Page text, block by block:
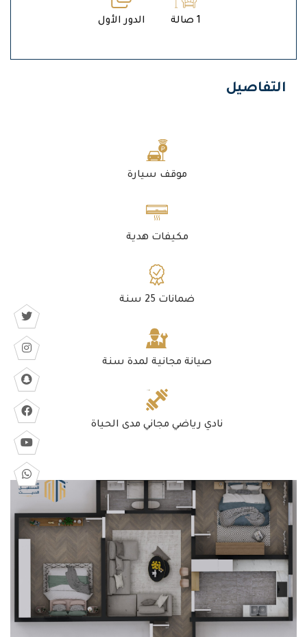
1 صالة الدور الأول
التفاصيل
موقف سيارة
مكيفات هدية
ضمانات 25 سنة
صيانة مجانية لمدة سنة
نادي رياضي مجاني مدى الحياة